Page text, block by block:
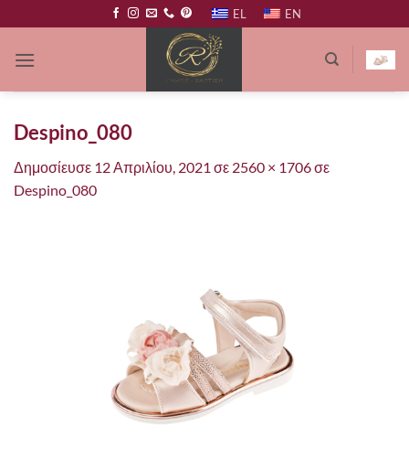
στο
περιεχόμενο
EL EN
Despino_080
Δημοσίευσε 12 Απριλίου, 2021 σε 2560 × 1706σε
Despino_080